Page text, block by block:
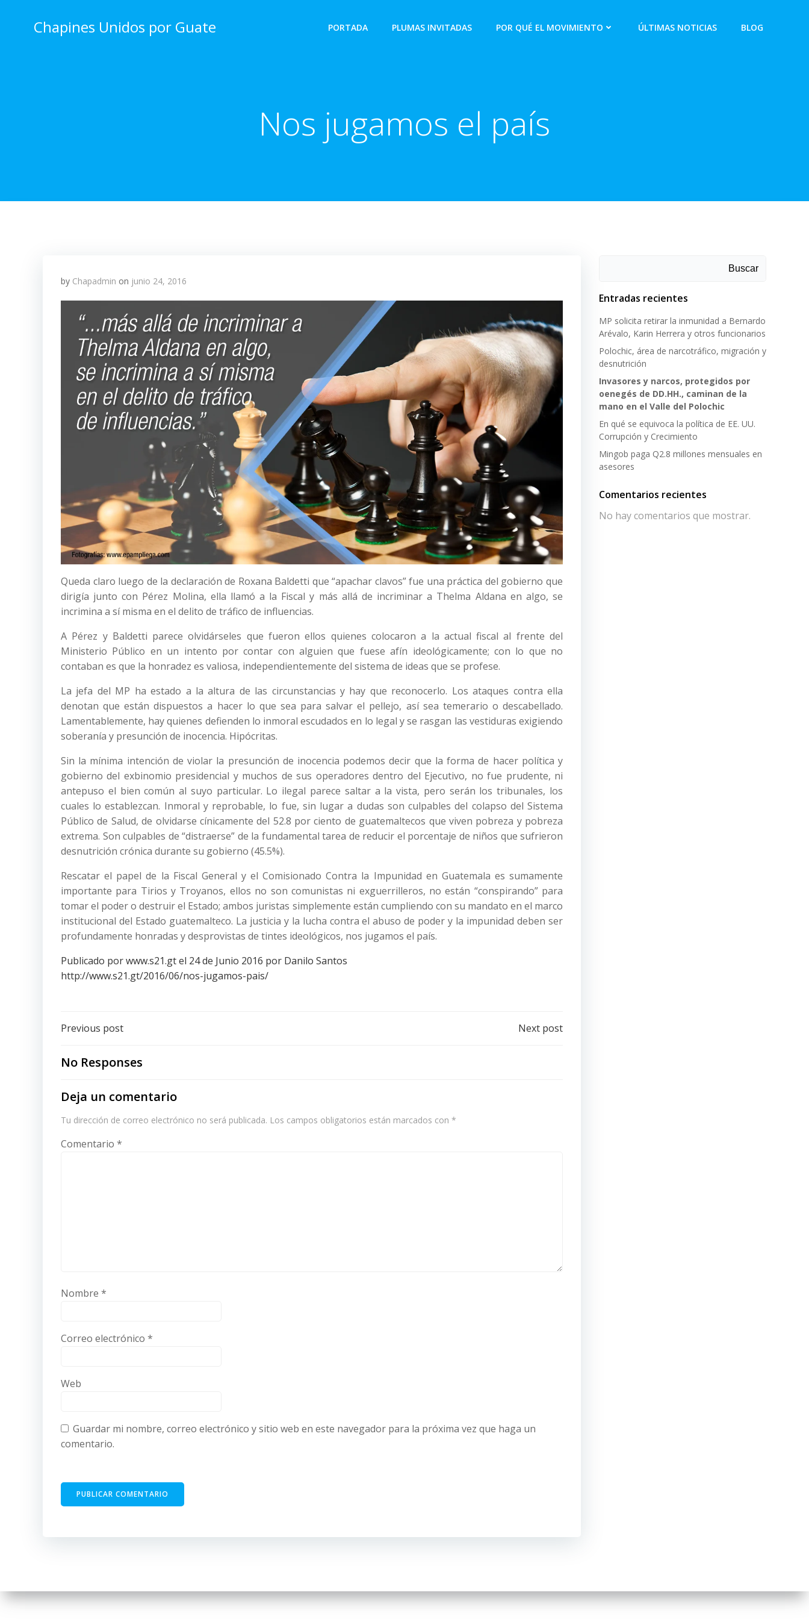
Chapines Unidos por Guate PORTADA PLUMAS INVITADAS POR QUÉ EL MOVIMIENTO ÚLTIMAS NOTICIAS BLOG
Nos jugamos el país
by Chapadmin on junio 24, 2016
Queda claro luego de la declaración de Roxana Baldetti que “apachar clavos” fue una práctica del gobierno que
dirigía junto con Pérez Molina, ella llamó a la Fiscal y más allá de incriminar a Thelma Aldana en algo, se
incrimina a sí misma en el delito de tráfico de influencias.
A Pérez y Baldetti parece olvidárseles que fueron ellos quienes colocaron a la actual fiscal al frente del
Ministerio Público en un intento por contar con alguien que fuese afín ideológicamente; con lo que no
contaban es que la honradez es valiosa, independientemente del sistema de ideas que se profese.
La jefa del MP ha estado a la altura de las circunstancias y hay que reconocerlo. Los ataques contra ella
denotan que están dispuestos a hacer lo que sea para salvar el pellejo, así sea temerario o descabellado.
Lamentablemente, hay quienes defienden lo inmoral escudados en lo legal y se rasgan las vestiduras exigiendo
soberanía y presunción de inocencia. Hipócritas.
Sin la mínima intención de violar la presunción de inocencia podemos decir que la forma de hacer política y
gobierno del exbinomio presidencial y muchos de sus operadores dentro del Ejecutivo, no fue prudente, ni
antepuso el bien común al suyo particular. Lo ilegal parece saltar a la vista, pero serán los tribunales, los
cuales lo establezcan. Inmoral y reprobable, lo fue, sin lugar a dudas son culpables del colapso del Sistema
Público de Salud, de olvidarse cínicamente del 52.8 por ciento de guatemaltecos que viven pobreza y pobreza
extrema. Son culpables de “distraerse” de la fundamental tarea de reducir el porcentaje de niños que sufrieron
desnutrición crónica durante su gobierno (45.5%).
Rescatar el papel de la Fiscal General y el Comisionado Contra la Impunidad en Guatemala es sumamente
importante para Tirios y Troyanos, ellos no son comunistas ni exguerrilleros, no están “conspirando” para
tomar el poder o destruir el Estado; ambos juristas simplemente están cumpliendo con su mandato en el marco
institucional del Estado guatemalteco. La justicia y la lucha contra el abuso de poder y la impunidad deben ser
profundamente honradas y desprovistas de tintes ideológicos, nos jugamos el país.
Publicado por www.s21.gt el 24 de Junio 2016 por Danilo Santos
http://www.s21.gt/2016/06/nos-jugamos-pais/
Post
navigation
Previous post Next post
No Responses
Deja un comentario
Tu dirección de correo electrónico no será publicada. Los campos obligatorios están marcados con *
Comentario *
Nombre *
Correo electrónico *
Web
Guardar mi nombre, correo electrónico y sitio web en este navegador para la próxima vez que haga un
comentario.
Buscar
Entradas recientes
MP solicita retirar la inmunidad a Bernardo
Arévalo, Karin Herrera y otros funcionarios
Polochic, área de narcotráfico, migración y
desnutrición
Invasores y narcos, protegidos por
oenegés de DD.HH., caminan de la
mano en el Valle del Polochic
En qué se equivoca la política de EE. UU.
Corrupción y Crecimiento
Mingob paga Q2.8 millones mensuales en
asesores
Comentarios recientes
No hay comentarios que mostrar.